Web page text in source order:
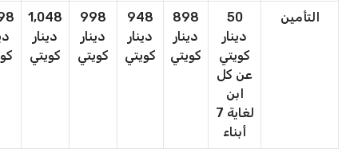
التأمين
50
دينار
كويتي
عن كل
ابن
لغاية 7
أبناء
898
دينار
كويتي
948
دينار
كويتي
998
دينار
كويتي
1,048
دينار
كويتي